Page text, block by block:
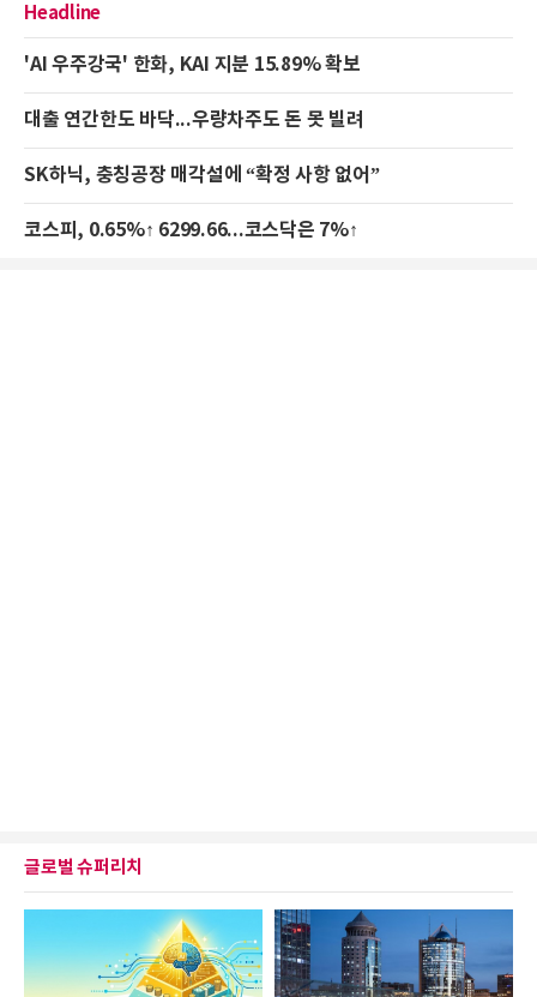
Headline
'AI 우주강국' 한화, KAI 지분 15.89% 확보
대출 연간한도 바닥...우량차주도 돈 못 빌려
SK하닉, 충칭공장 매각설에 “확정 사항 없어”
코스피, 0.65%↑ 6299.66...코스닥은 7%↑
글로벌 슈퍼리치